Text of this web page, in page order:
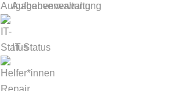
Aufgabenverwaltung
IT-Status